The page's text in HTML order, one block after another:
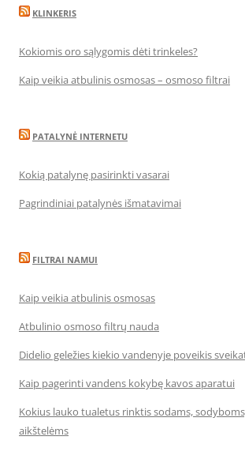
KLINKERIS
Kokiomis oro sąlygomis dėti trinkeles?
Kaip veikia atbulinis osmosas – osmoso filtrai
PATALYNĖ INTERNETU
Kokią patalynę pasirinkti vasarai
Pagrindiniai patalynės išmatavimai
FILTRAI NAMUI
Kaip veikia atbulinis osmosas
Atbulinio osmoso filtrų nauda
Didelio geležies kiekio vandenyje poveikis
Kaip pagerinti vandens kokybę kavos aparatui
Kokius lauko tualetus rinktis sodams,
aikštelėms